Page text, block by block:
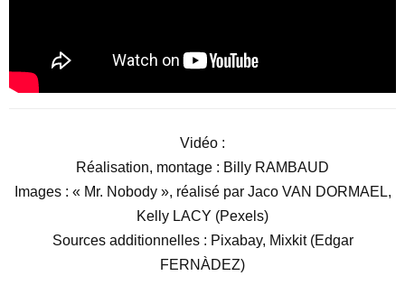
Vidéo :
Réalisation, montage : Billy RAMBAUD
Images : « Mr. Nobody », réalisé par Jaco VAN DORMAEL,
Kelly LACY (Pexels)
Sources additionnelles : Pixabay, Mixkit (Edgar
FERNÀDEZ)